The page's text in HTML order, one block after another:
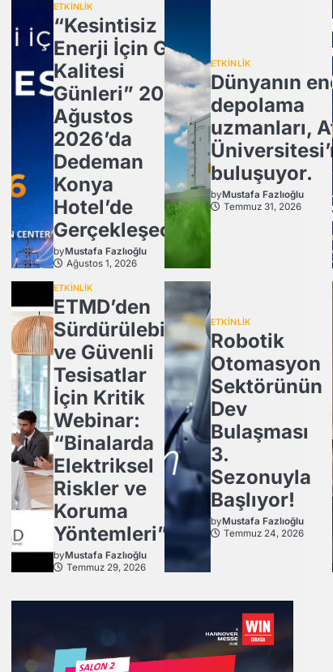
ETKİNLİK
“Kesintisiz
Enerji İçin Güç
Kalitesi
Günleri” 20
Ağustos
2026’da
Dedeman
Konya
Hotel’de
Gerçekleşecek
byMustafa Fazlıoğlu
Ağustos 1, 2026
ETKİNLİK
Dünyanın
depolama
uzmanları,
buluşuyor.
byMustafa Fazlıoğlu
Temmuz 31, 2026
ETKİNLİK
ETMD’den
Sürdürülebilir
ve Güvenli
Tesisatlar
İçin Kritik
Webinar:
“Binalarda
Elektriksel
Riskler ve
Koruma
Yöntemleri”
byMustafa Fazlıoğlu
Temmuz 29, 2026
ETKİNLİK
Robotik
Otomasyon
Sektörünün
Dev
Bulaşması
3.
Sezonuyla
Başlıyor!
byMustafa Fazlıoğlu
Temmuz 24, 2026